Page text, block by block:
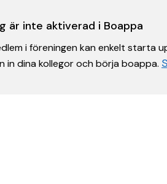
är inte aktiverad i Boappa
i föreningen kan enkelt starta
in dina kollegor och börja boappa.